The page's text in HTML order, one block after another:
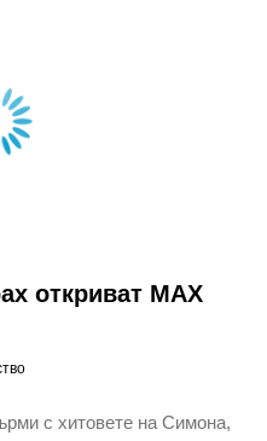
откриват MAX
с хитовете на Симона,